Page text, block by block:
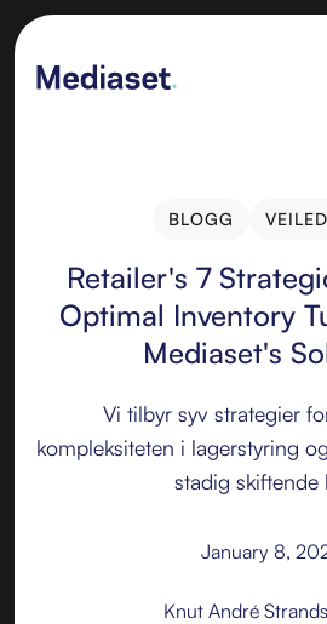
BLOGG
Retailer's 7
Optimal Inventory
Mediaset's
Vi tilbyr syv strategier
kompleksiteten i lagerstyring
stadig skiftende
January 8,
Knut André